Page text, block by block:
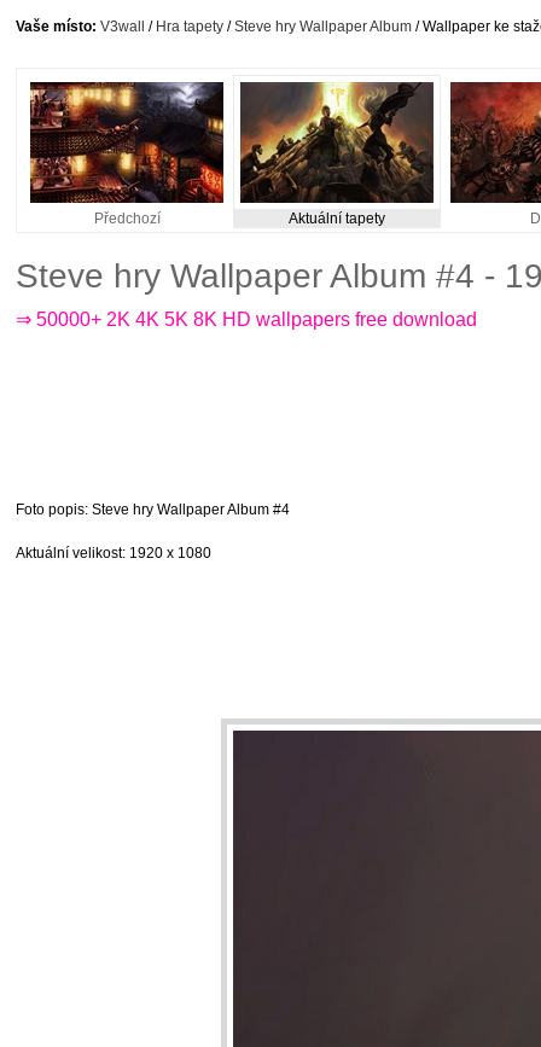
Vaše místo: V3wall / Hra tapety /Steve hry Wallpaper Album / Wallpaper ke
Předchozí Aktuální tapety
Steve hry Wallpaper Album #4 -
⇒ 50000+ 2K 4K 5K 8K HD wallpapers free download
Foto popis: Steve hry Wallpaper Album #4
Aktuální velikost: 1920 x 1080